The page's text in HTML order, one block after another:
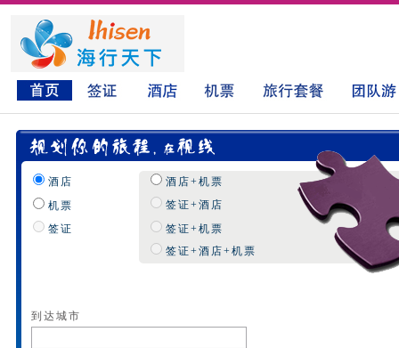
酒店
机票
签证
酒店+机票
签证+机票
签证+酒店
签证+酒店+机票
到达城市